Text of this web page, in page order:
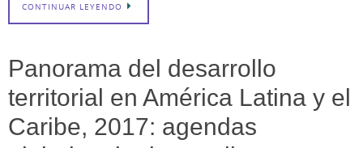
CONTINUAR LEYENDO
Panorama del desarrollo
territorial en América Latina y el
Caribe, 2017: agendas